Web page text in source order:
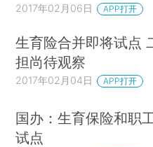
2017年02月06日 APP打开
生育险合并即将试点
担尚待观察
2017年02月04日 APP打开
国办：生育保险和职
试点